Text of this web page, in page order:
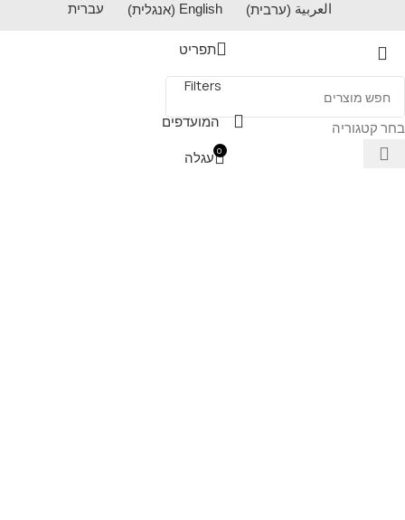
العربية (ערבית)
English
(אנגלית) עברית
בחר קטגוריה
תפריט
Filters
המועדפים
0 עגלה